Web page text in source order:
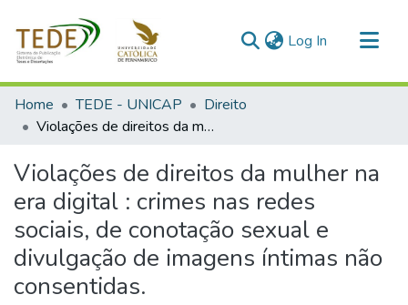
Log In (current)
Communities & Collections
All of DSpace
Home TEDE - UNICAP
Direito
Violações de direitos da mulher na era digital : crimes nas redes sociais, de conotação sexual e divulgação de imagens íntimas não consentidas.
Violações de direitos da mulher na
era digital : crimes nas redes
sociais, de conotação sexual e
divulgação de imagens íntimas não
consentidas.